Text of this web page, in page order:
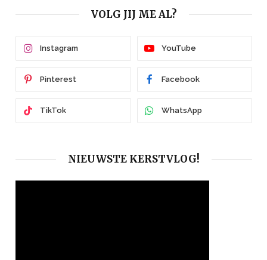
VOLG JIJ ME AL?
Instagram YouTube
Pinterest Facebook
TikTok WhatsApp
NIEUWSTE KERSTVLOG!